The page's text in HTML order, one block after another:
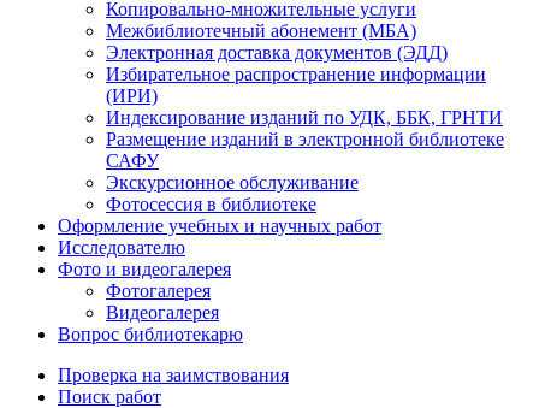
Копировально-множительные услуги
Межбиблиотечный абонемент (МБА)
Электронная доставка документов (ЭДД)
Избирательное распространение информации
(ИРИ)
Индексирование изданий по УДК, ББК, ГРНТИ
Размещение изданий в электронной библиотеке
САФУ
Экскурсионное обслуживание
Фотосессия в библиотеке
Оформление учебных и научных работ
Исследователю
Фото и видеогалерея
Фотогалерея
Видеогалерея
Вопрос библиотекарю
Проверка на заимствования
Поиск работ